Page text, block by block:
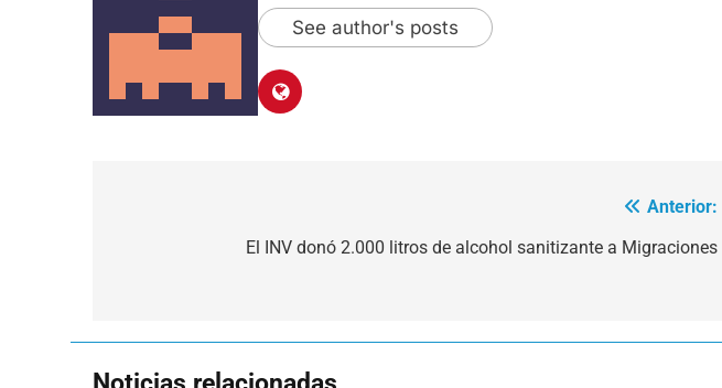
See author's posts
Anterior:
El INV donó 2.000 litros de alcohol sanitizante a Migraciones